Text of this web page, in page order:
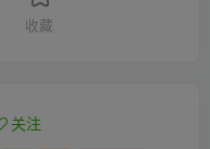
收藏
关注